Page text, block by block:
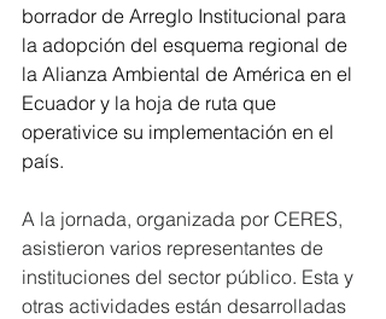
borrador de Arreglo Institucional para
la adopción del esquema regional de
la Alianza Ambiental de América en el
Ecuador y la hoja de ruta que
operativice su implementación en el
país.
A la jornada, organizada por CERES,
asistieron varios representantes de
instituciones del sector público. Esta y
otras actividades están desarrolladas